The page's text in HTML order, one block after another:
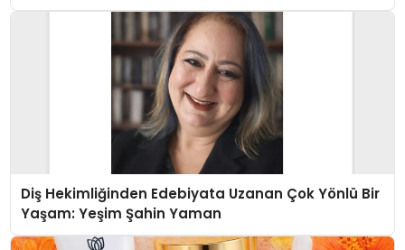
Diş Hekimliğinden Edebiyata Uzanan Çok Yönlü Bir
Yaşam: Yeşim Şahin Yaman